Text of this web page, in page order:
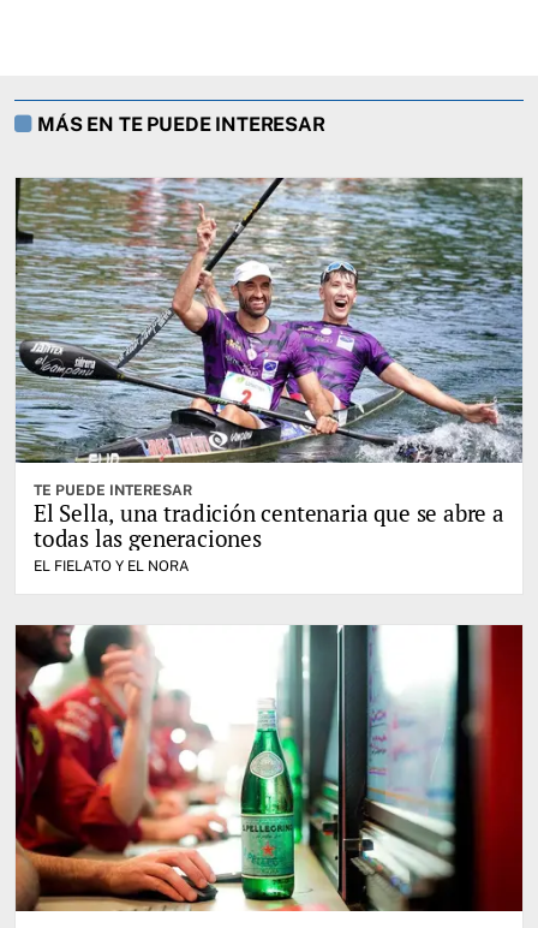
MÁS EN TE PUEDE INTERESAR
TE PUEDE INTERESAR
El Sella, una tradición centenaria que se abre a
todas las generaciones
EL FIELATO Y EL NORA